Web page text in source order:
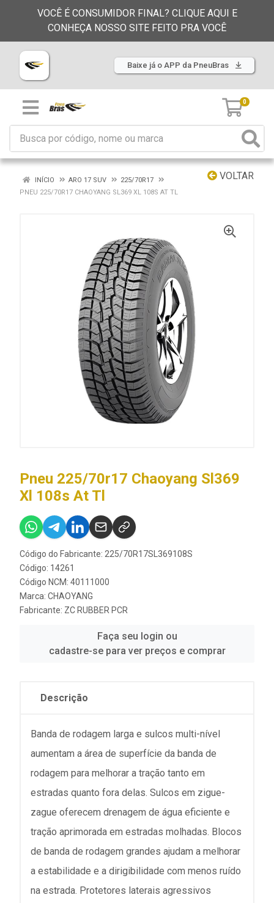
VOCÊ É CONSUMIDOR FINAL? CLIQUE AQUI E
CONHEÇA NOSSO SITE FEITO PRA VOCÊ
Baixe já o APP da PneuBras
0
VOLTAR
INÍCIO ARO 17 SUV
225/70R17
PNEU 225/70R17 CHAOYANG SL369 XL 108S AT TL
Pneu 225/70r17 Chaoyang Sl369
Xl 108s At Tl
Código do Fabricante: 225/70R17SL369108S
Código: 14261
Código NCM: 40111000
Marca: CHAOYANG
Fabricante: ZC RUBBER PCR
Faça seu login ou
cadastre-se para ver preços e comprar
Descrição
Banda de rodagem larga e sulcos multi-nível
aumentam a área de superfície da banda de
rodagem para melhorar a tração tanto em
estradas quanto fora delas. Sulcos em zigue-
zague oferecem drenagem de água eficiente e
tração aprimorada em estradas molhadas. Blocos
de banda de rodagem grandes ajudam a melhorar
a estabilidade e a dirigibilidade com menos ruído
na estrada. Protetores laterais agressivos